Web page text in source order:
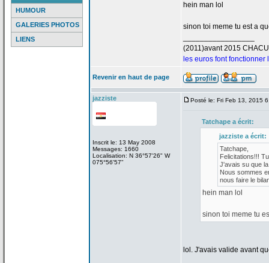
HUMOUR
GALERIES PHOTOS
LIENS
hein man lol
sinon toi meme tu est a
(2011)avant 2015
les euros font fonctionner
Revenir en haut de page
jazziste
Inscrit le: 13 May 2008
Messages: 1660
Localisation: N 36°57'26" W
075°56'57"
Posté le: Fri Feb 13, 2015
Tatchape a écrit:
jazziste aécrit:
Tatchape,
Felicitations!!!
J'avais su que la
Nous sommes
nous faire le
hein man lol
sinon toi meme tu
lol. J'avais valide avant